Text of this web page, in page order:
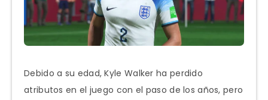
Debido a su edad, Kyle Walker ha perdido
atributos en el juego con el paso de los años, pero